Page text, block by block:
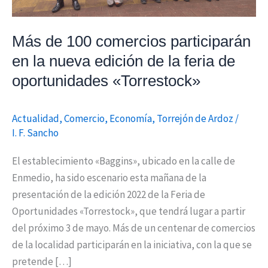
Más de 100 comercios participarán
en la nueva edición de la feria de
oportunidades «Torrestock»
Actualidad,Comercio, Economía, Torrejón de Ardoz /
I. F. Sancho
El establecimiento «Baggins», ubicado en la calle de
Enmedio, ha sido escenario esta mañana de la
presentación de la edición 2022 de la Feria de
Oportunidades «Torrestock», que tendrá lugar a partir
del próximo 3 de mayo. Más de un centenar de comercios
de la localidad participarán en la iniciativa, con la que se
pretende […]
edición
la
feria
de
«Torrestock»